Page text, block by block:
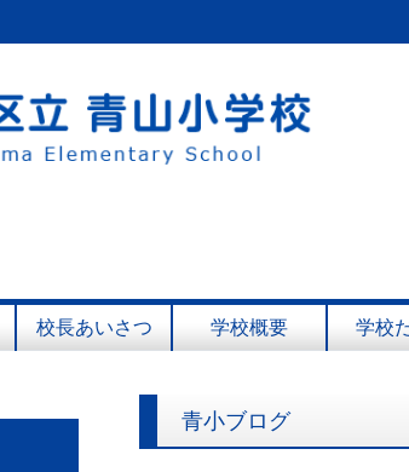
校長あいさつ 学校概要 学校
青小ブログ